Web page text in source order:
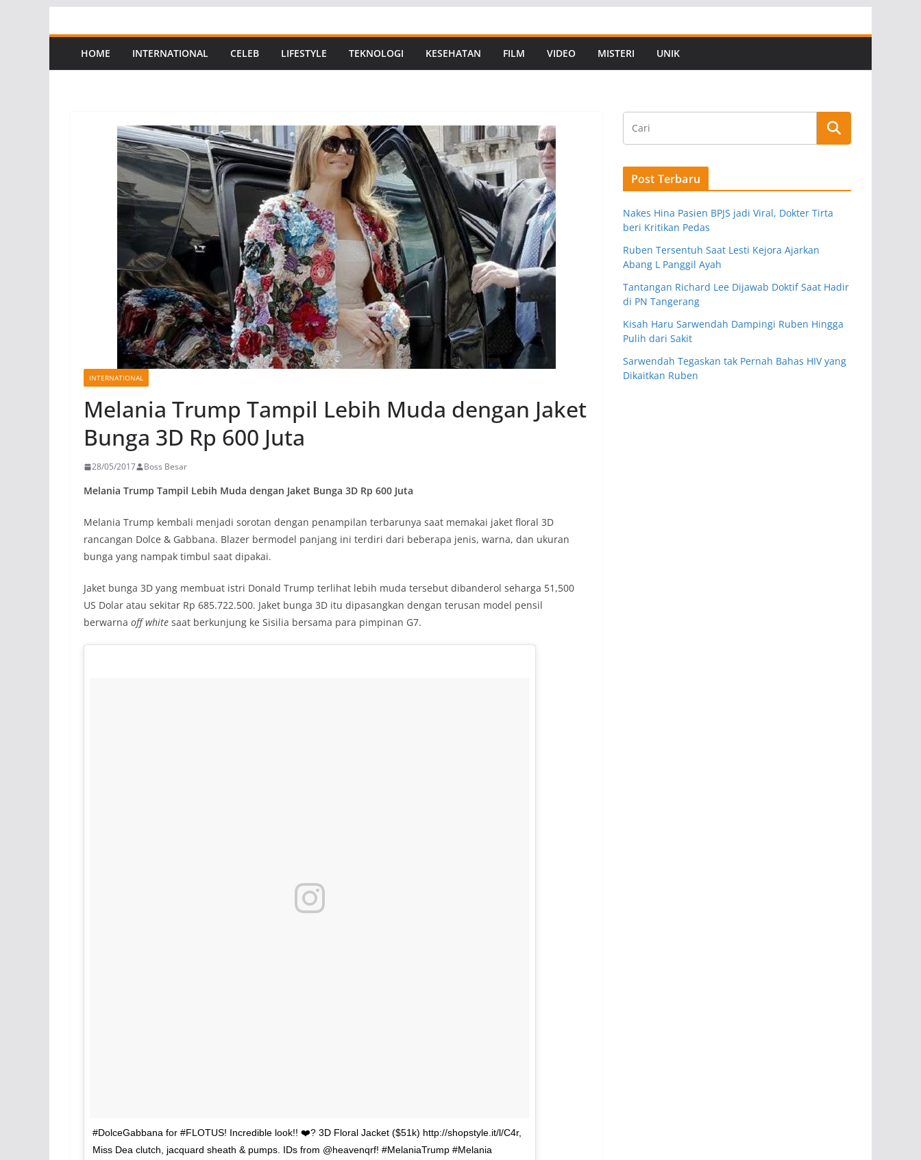
to
contentHOME INTERNATIONAL CELEB LIFESTYLE TEKNOLOGI KESEHATAN FILM VIDEO MISTERI UNIK
INTERNATIONAL
Melania Trump Tampil Lebih Muda dengan Jaket
Bunga 3D Rp 600 Juta
28/05/2017 Boss Besar
Melania Trump Tampil Lebih Muda dengan Jaket Bunga 3D Rp 600 Juta
Melania Trump kembali menjadi sorotan dengan penampilan terbarunya saat memakai jaket floral 3D
rancangan Dolce & Gabbana. Blazer bermodel panjang ini terdiri dari beberapa jenis, warna, dan ukuran
bunga yang nampak timbul saat dipakai.
Jaket bunga 3D yang membuat istri Donald Trump terlihat lebih muda tersebut dibanderol seharga 51,500
US Dolar atau sekitar Rp 685.722.500. Jaket bunga 3D itu dipasangkan dengan terusan model pensil
berwarna off white saat berkunjung ke Sisilia bersama para pimpinan G7.
#DolceGabbana for #FLOTUS! Incredible look!! ❤️? 3D Floral Jacket ($51k) http://shopstyle.it/l/C4r,
Miss Dea clutch, jacquard sheath & pumps. IDs from @heavenqrf! #MelaniaTrump #Melania
Post Terbaru
Nakes Hina Pasien BPJS jadi Viral, Dokter Tirta
beri Kritikan Pedas
Ruben Tersentuh Saat Lesti Kejora Ajarkan
Abang L Panggil Ayah
Tantangan Richard Lee Dijawab Doktif Saat Hadir
di PN Tangerang
Kisah Haru Sarwendah Dampingi Ruben Hingga
Pulih dari Sakit
Sarwendah Tegaskan tak Pernah Bahas HIV yang
Dikaitkan Ruben